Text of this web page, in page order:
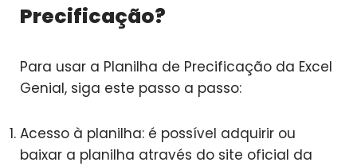
Precificação?
Para usar a Planilha de Precificação da Excel
Genial, siga este passo a passo:
Acesso à planilha: é possível adquirir ou
baixar a planilha através do site oficial da